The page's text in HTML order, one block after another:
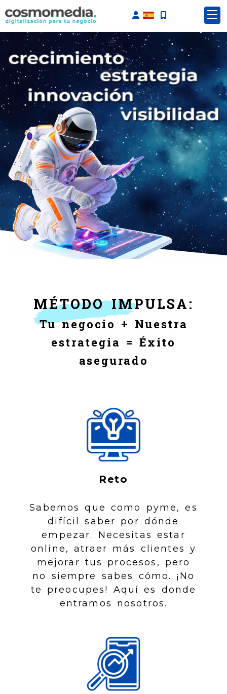
Identifícate
MÉTODO IMPULSA:
Tu negocio + Nuestra
estrategia = Éxito
asegurado
Reto
Sabemos que como pyme, es
difícil saber por dónde
empezar. Necesitas estar
online, atraer más clientes y
mejorar tus procesos, pero
no siempre sabes cómo. ¡No
te preocupes! Aquí es donde
entramos nosotros.